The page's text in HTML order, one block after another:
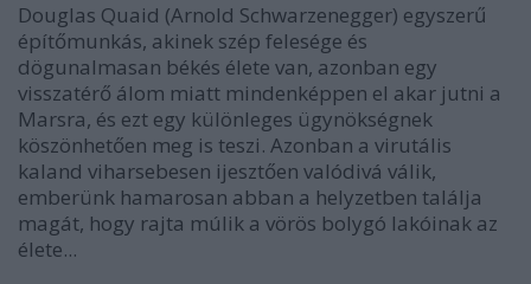
Douglas Quaid (Arnold Schwarzenegger) egyszerű
építőmunkás, akinek szép felesége és
dögunalmasan békés élete van, azonban egy
visszatérő álom miatt mindenképpen el akar jutni a
Marsra, és ezt egy különleges ügynökségnek
köszönhetően meg is teszi. Azonban a virutális
kaland viharsebesen ijesztően valódivá válik,
emberünk hamarosan abban a helyzetben találja
magát, hogy rajta múlik a vörös bolygó lakóinak az
élete...